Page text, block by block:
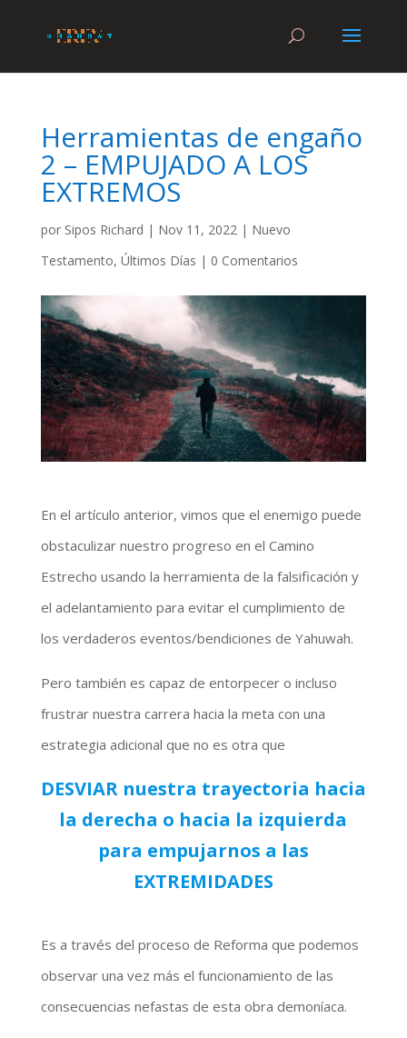
Herramientas de engaño
2 – EMPUJADO A LOS
EXTREMOS
por Sipos Richard | Nov 11, 2022| Nuevo
Testamento, Últimos Días | 0 Comentarios
En el artículo anterior, vimos que el enemigo puede
obstaculizar nuestro progreso en el Camino
Estrecho usando la herramienta de la falsificación y
el adelantamiento para evitar el cumplimiento de
los verdaderos eventos/bendiciones de Yahuwah.
Pero también es capaz de entorpecer o incluso
frustrar nuestra carrera hacia la meta con una
estrategia adicional que no es otra que
DESVIAR nuestra trayectoria hacia
la derecha o hacia la izquierda
para empujarnos a las
EXTREMIDADES
Es a través del proceso de Reforma que podemos
observar una vez más el funcionamiento de las
consecuencias nefastas de esta obra demoníaca.